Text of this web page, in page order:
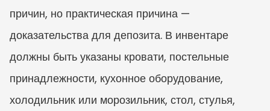
причин, но практическая причина —
доказательства для депозита. В инвентаре
должны быть указаны кровати, постельные
принадлежности, кухонное оборудование,
холодильник или морозильник, стол, стулья,